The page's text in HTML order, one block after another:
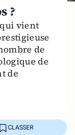
?
vient
de
de
de
CLASSER